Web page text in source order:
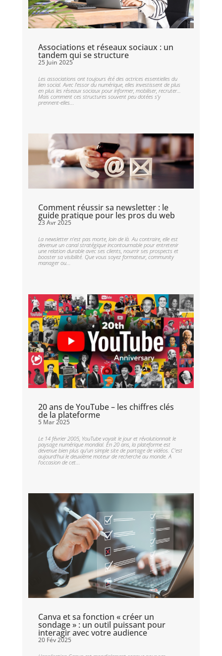
Associations et réseaux sociaux : un
tandem qui se structure
25 Juin 2025
Les associations ont toujours été des actrices essentielles du
lien social. Avec l’essor du numérique, elles investissent de plus
en plus les réseaux sociaux pour informer, mobiliser, recruter…
Mais comment ces structures souvent peu dotées s’y
prennent-elles...
Comment réussir sa newsletter : le
guide pratique pour les pros du web
23 Avr 2025
La newsletter n’est pas morte, loin de là. Au contraire, elle est
devenue un canal stratégique incontournable pour entretenir
une relation durable avec ses clients, nourrir ses prospects et
booster sa visibilité. Que vous soyez formateur, community
manager ou...
20 ans de YouTube – les chiffres clés
de la plateforme
5 Mar 2025
Le 14 février 2005, YouTube voyait le jour et révolutionnait le
paysage numérique mondial. En 20 ans, la plateforme est
devenue bien plus qu’un simple site de partage de vidéos. C’est
aujourd’hui le deuxième moteur de recherche au monde. A
l’occasion de cet...
Canva et sa fonction « créer un
sondage » : un outil puissant pour
interagir avec votre audience
20 Fév 2025